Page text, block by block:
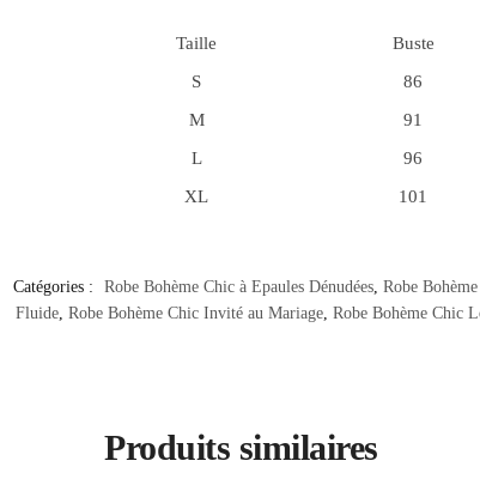
Taille Buste
S
86
M
91
L
96
XL
101
Catégories :
Robe Bohème Chic à Epaules Dénudées, Robe
Fluide Robe Bohème Chic Invité au Mariage Robe Bohème Chic
Produits similaires